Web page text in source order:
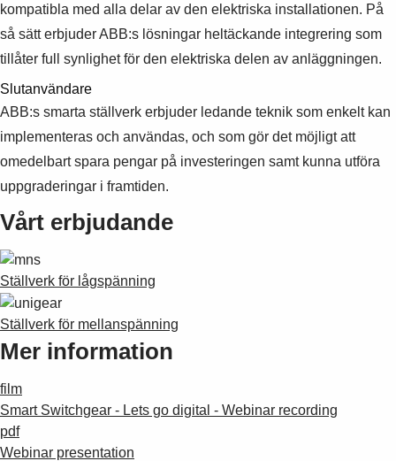
kompatibla med alla delar av den elektriska installationen. På
så sätt erbjuder ABB:s lösningar heltäckande integrering som
tillåter full synlighet för den elektriska delen av anläggningen.
Slutanvändare
ABB:s smarta ställverk erbjuder ledande teknik som enkelt kan
implementeras och användas, och som gör det möjligt att
omedelbart spara pengar på investeringen samt kunna utföra
uppgraderingar i framtiden.
Vårt erbjudande
Ställverk för lågspänning
Ställverk för mellanspänning
Mer information
film
Smart Switchgear - Lets go digital - Webinar recording
pdf
Webinar presentation